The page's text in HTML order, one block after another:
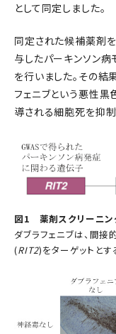
として同定しました。
同定された候補薬剤
与したパーキンソン
を行いました。その結
フェニブという悪性
導される細胞死を抑
図1 薬剤スクリーニン
ダブラフェニブは、間
(RIT2)をターゲットとす